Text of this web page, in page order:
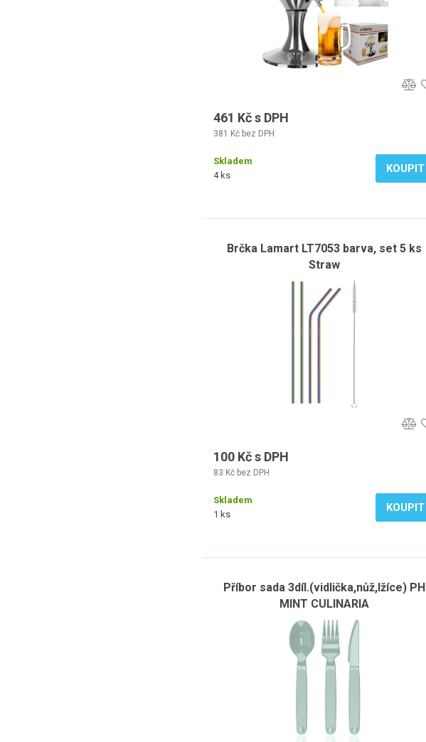
461 Kč s DPH
381 Kč bez DPH
Skladem
4 ks
KOUPIT
Brčka Lamart LT7053 barva, set 5 ks
Straw
100 Kč s DPH
83 Kč bez DPH
Skladem
1 ks
KOUPIT
Příbor sada 3díl.(vidlička,nůž,lžíce) PH
MINT CULINARIA